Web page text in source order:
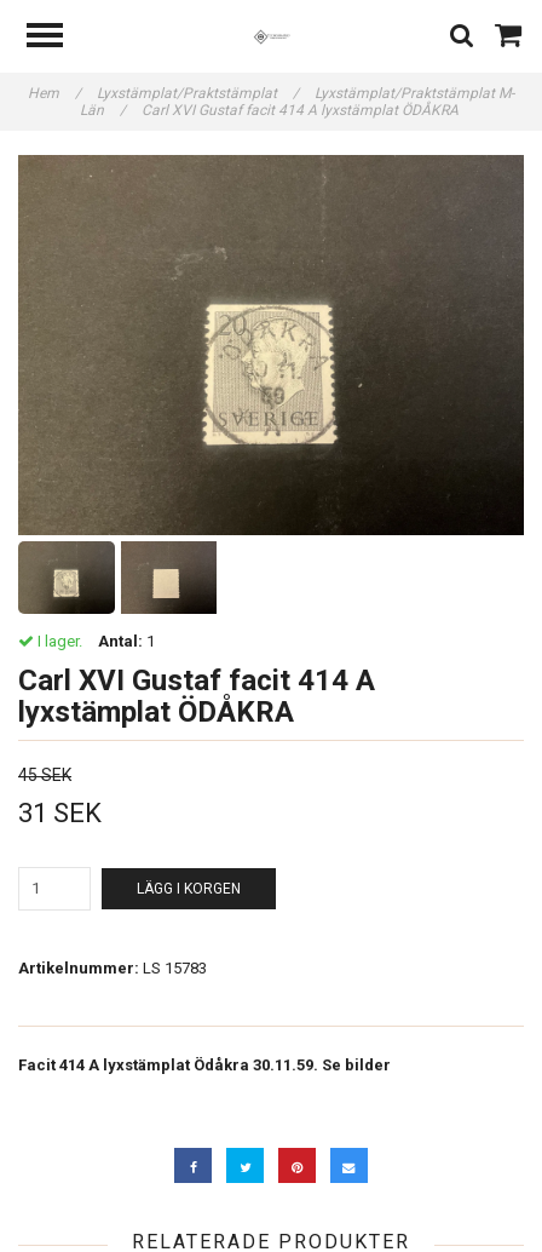
Hem / Lyxstämplat/Praktstämplat /
Lyxstämplat/Praktstämplat M-
Län
/ Carl XVI Gustaf facit 414 A lyxstämplat ÖDÅKRA
I lager. Antal: 1
Carl XVI Gustaf facit 414 A
lyxstämplat ÖDÅKRA
45 SEK
31 SEK
LÄGG I KORGEN
Artikelnummer: LS 15783
Facit 414 A lyxstämplat Ödåkra 30.11.59. Se bilder
RELATERADE PRODUKTER